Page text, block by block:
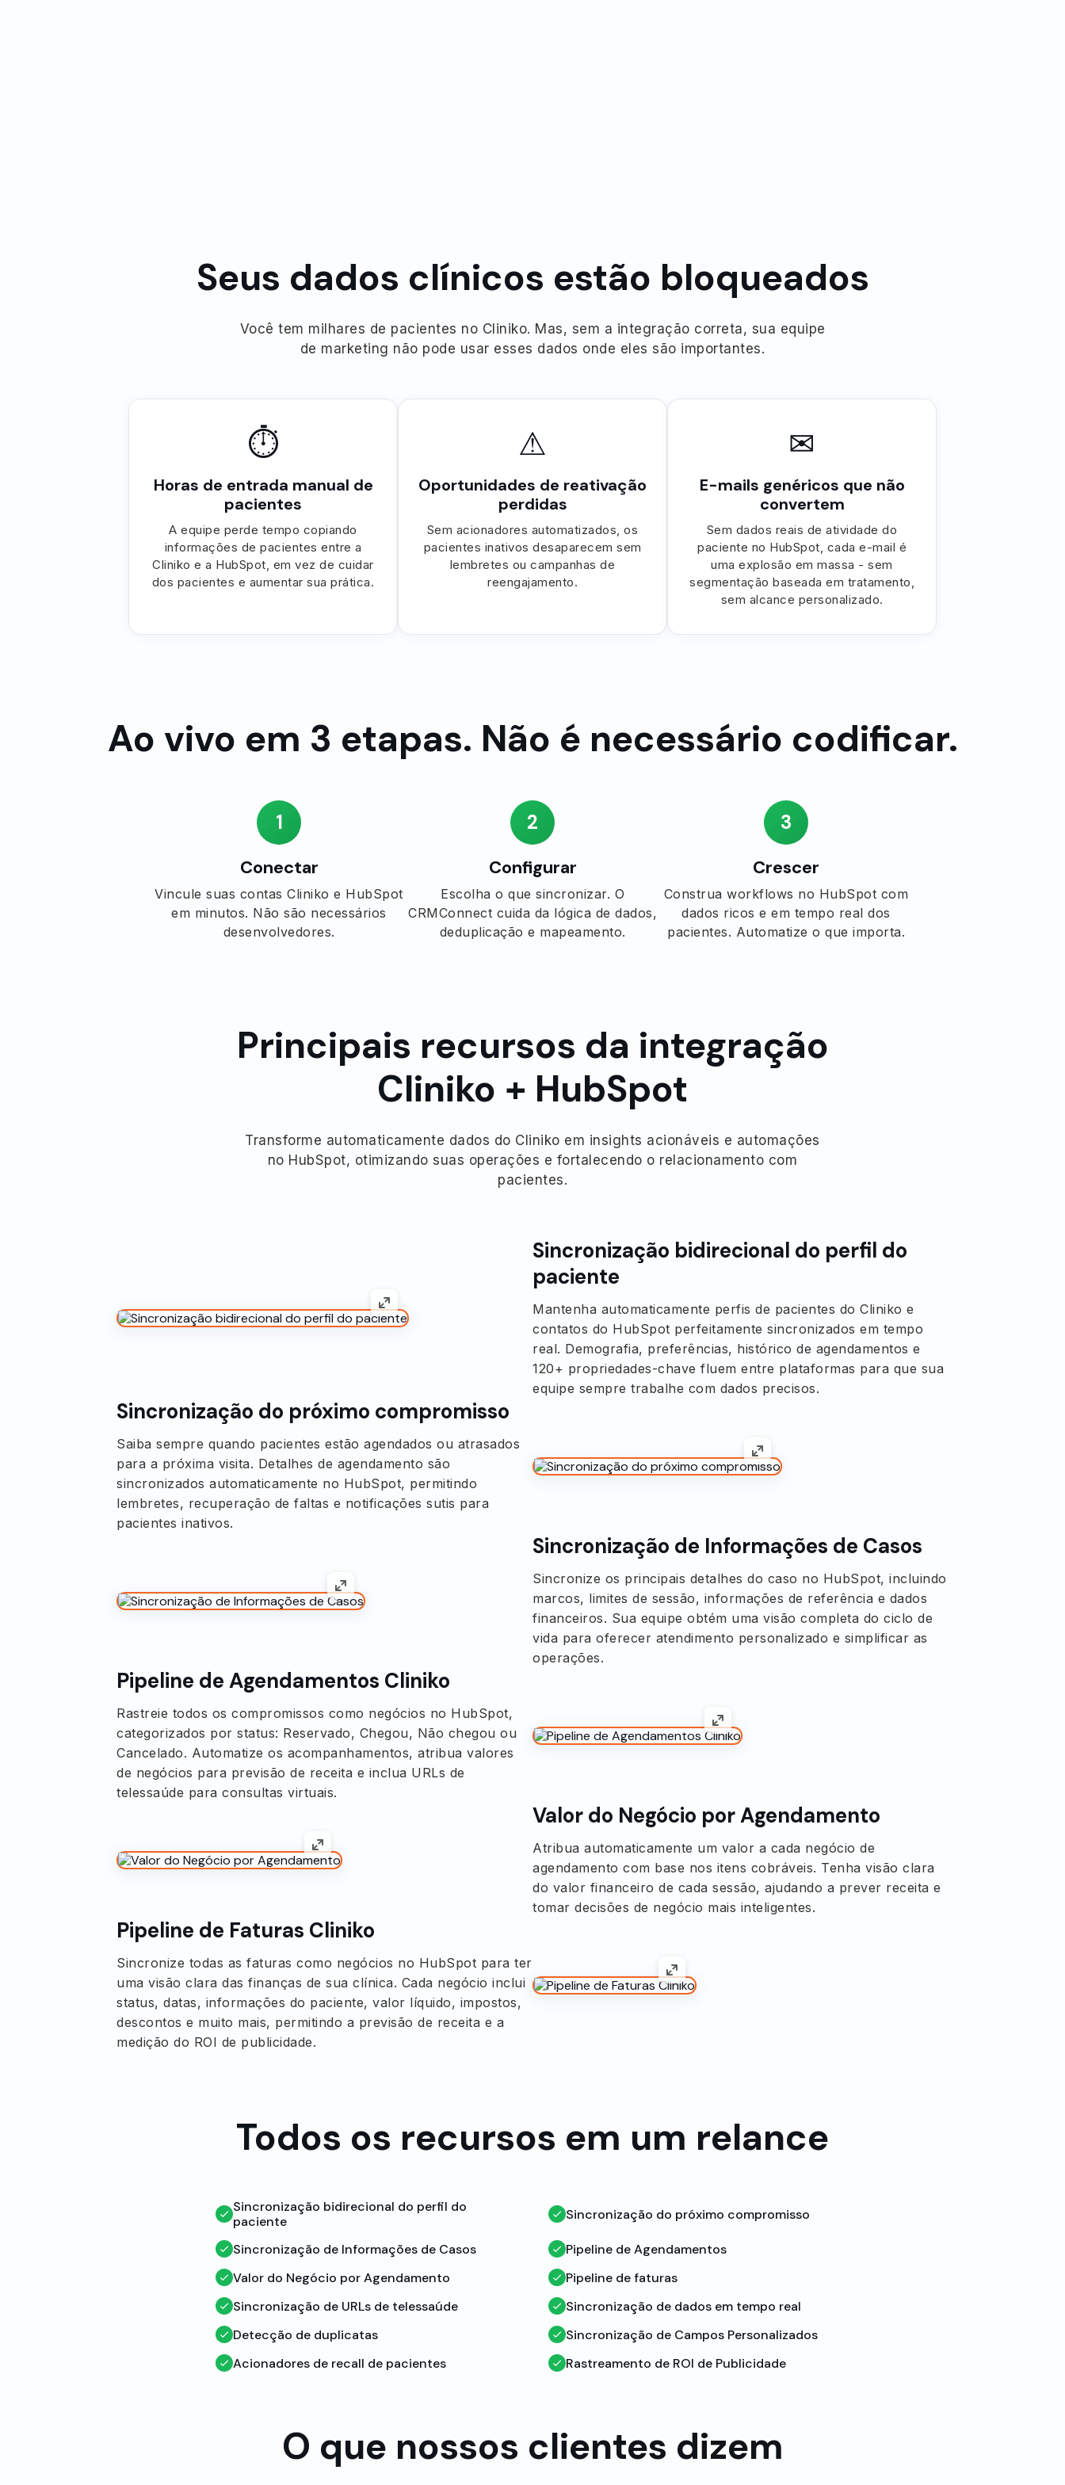
Seus dados clínicos estão bloqueados
Você tem milhares de pacientes no Cliniko. Mas, sem a integração correta, sua equipe
de marketing não pode usar esses dados onde eles são importantes.
⏱
Horas de entrada manual de
pacientes
A equipe perde tempo copiando
informações de pacientes entre a
Cliniko e a HubSpot, em vez de cuidar
dos pacientes e aumentar sua prática.
⚠
Oportunidades de reativação
perdidas
Sem acionadores automatizados, os
pacientes inativos desaparecem sem
lembretes ou campanhas de
reengajamento.
✉
E-mails genéricos que não
convertem
Sem dados reais de atividade do
paciente no HubSpot, cada e-mail é
uma explosão em massa - sem
segmentação baseada em tratamento,
sem alcance personalizado.
Ao vivo em 3 etapas. Não é necessário codificar.
1
Conectar
Vincule suas contas Cliniko e HubSpot
em minutos. Não são necessários
desenvolvedores.
2
Configurar
Escolha o que sincronizar. O
CRMConnect cuida da lógica de dados,
deduplicação e mapeamento.
3
Crescer
Construa workflows no HubSpot com
dados ricos e em tempo real dos
pacientes. Automatize o que importa.
Principais recursos da integração
Cliniko + HubSpot
Transforme automaticamente dados do Cliniko em insights acionáveis e automações
no HubSpot, otimizando suas operações e fortalecendo o relacionamento com
pacientes.
Sincronização bidirecional do perfil do
paciente
Mantenha automaticamente perfis de pacientes do Cliniko e
contatos do HubSpot perfeitamente sincronizados em tempo
real. Demografia, preferências, histórico de agendamentos e
120+ propriedades-chave fluem entre plataformas para que sua
equipe sempre trabalhe com dados precisos.
Sincronização do próximo compromisso
Saiba sempre quando pacientes estão agendados ou atrasados
para a próxima visita. Detalhes de agendamento são
sincronizados automaticamente no HubSpot, permitindo
lembretes, recuperação de faltas e notificações sutis para
pacientes inativos.
Sincronização de Informações de Casos
Sincronize os principais detalhes do caso no HubSpot, incluindo
marcos, limites de sessão, informações de referência e dados
financeiros. Sua equipe obtém uma visão completa do ciclo de
vida para oferecer atendimento personalizado e simplificar as
operações.
Pipeline de Agendamentos Cliniko
Rastreie todos os compromissos como negócios no HubSpot,
categorizados por status: Reservado, Chegou, Não chegou ou
Cancelado. Automatize os acompanhamentos, atribua valores
de negócios para previsão de receita e inclua URLs de
telessaúde para consultas virtuais.
Valor do Negócio por Agendamento
Atribua automaticamente um valor a cada negócio de
agendamento com base nos itens cobráveis. Tenha visão clara
do valor financeiro de cada sessão, ajudando a prever receita e
tomar decisões de negócio mais inteligentes.
Pipeline de Faturas Cliniko
Sincronize todas as faturas como negócios no HubSpot para ter
uma visão clara das finanças de sua clínica. Cada negócio inclui
status, datas, informações do paciente, valor líquido, impostos,
descontos e muito mais, permitindo a previsão de receita e a
medição do ROI de publicidade.
Todos os recursos em um relance
Sincronização bidirecional do perfil do
paciente
Sincronização do próximo compromisso
Sincronização de Informações de Casos
Pipeline de Agendamentos
Valor do Negócio por Agendamento
Pipeline de faturas
Sincronização de URLs de telessaúde
Sincronização de dados em tempo real
Detecção de duplicatas
Sincronização de Campos Personalizados
Acionadores de recall de pacientes
Rastreamento de ROI de Publicidade
O que nossos clientes dizem